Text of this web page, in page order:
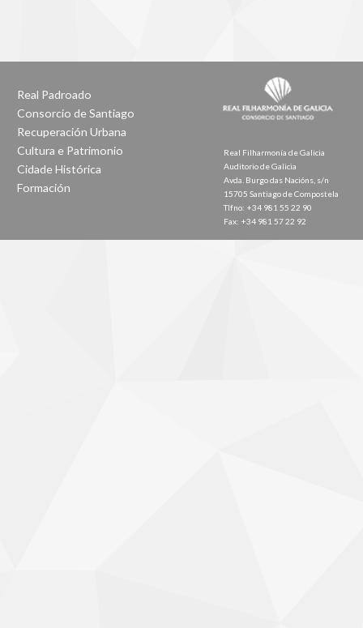
Real Padroado
Consorcio de Santiago
Recuperación Urbana
Cultura e Patrimonio
Cidade Histórica
Formación
Real Filharmonía de Galicia
Auditorio de Galicia
Avda. Burgo das Nacións, s/n
15705 Santiago de Compostela
Tlfno: +34 981 55 22 90
Fax: +34 981 57 22 92